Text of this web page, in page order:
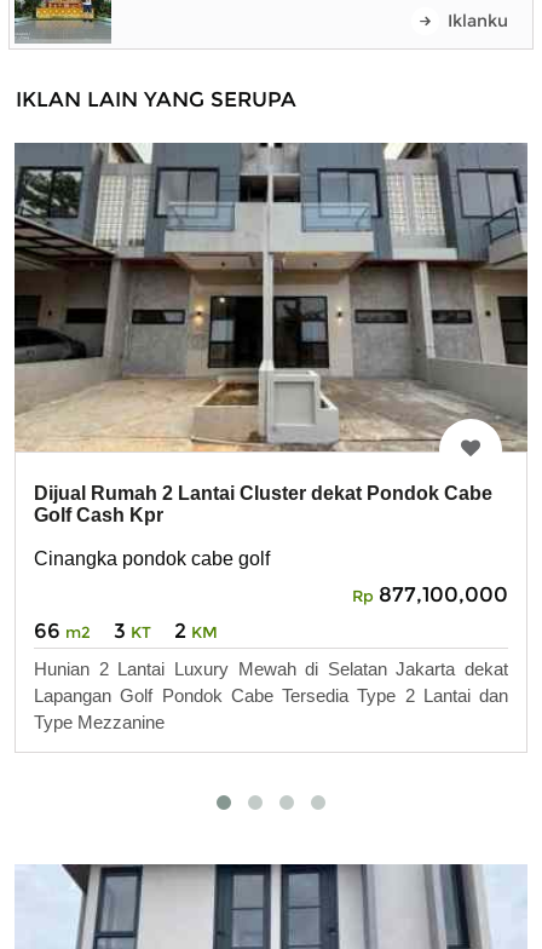
Iklanku
IKLAN LAIN YANG SERUPA
Dijual Rumah 2 Lantai Cluster dekat Pondok Cabe
Golf Cash Kpr
Cinangka pondok cabe golf
Rp 877,100,000
66 m2 3 KT 2 KM
Hunian 2 Lantai Luxury Mewah di Selatan Jakarta dekat
Lapangan Golf Pondok Cabe Tersedia Type 2 Lantai dan
Type Mezzanine